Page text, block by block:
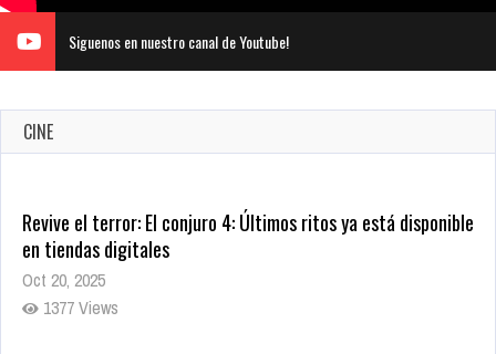
Siguenos en nuestro canal de Youtube!
CINE
Revive el terror: El conjuro 4: Últimos ritos ya está disponible
en tiendas digitales
Oct 20, 2025
1377 Views